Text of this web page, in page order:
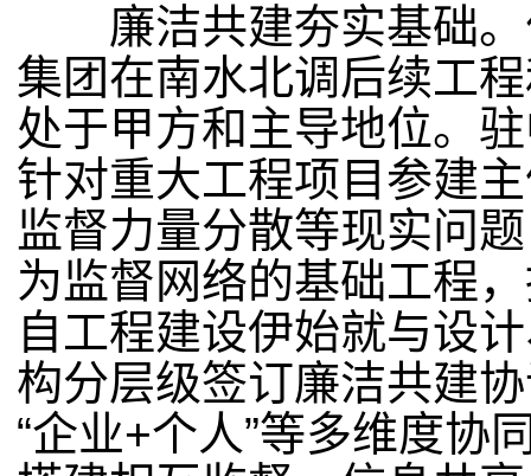
廉洁共建夯实基础。
集团在南水北调后续工
处于甲方和主导地位。
针对重大工程项目参建
监督力量分散等现实问
为监督网络的基础工程
自工程建设伊始就与设
构分层级签订廉洁共建
“企业+个人”等多维度协